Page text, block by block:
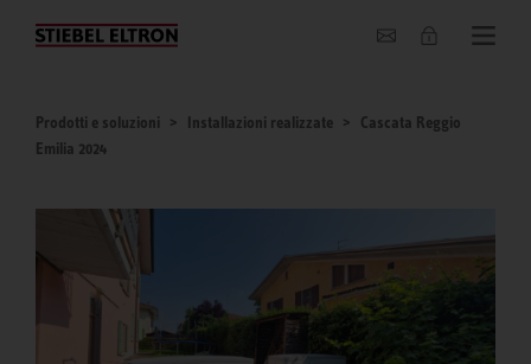
Chi siamo
Prodotti e soluzioni Installazioni realizzate
Cascata Reggio
Emilia 2024